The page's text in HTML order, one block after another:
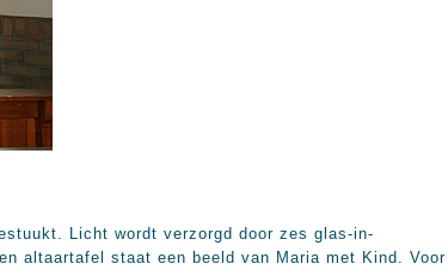
Licht wordt verzorgd door zes glas-in-
altaartafel staat een beeld van Maria met Kind. Voor